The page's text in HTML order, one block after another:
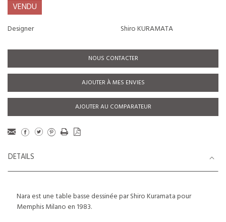
VENDU
Designer Shiro KURAMATA
NOUS CONTACTER
AJOUTER À MES ENVIES
AJOUTER AU COMPARATEUR
DETAILS
Nara est une table basse dessinée par Shiro Kuramata pour
Memphis Milano en 1983.